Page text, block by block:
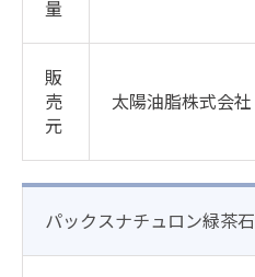
量
販
売
元
太陽油脂株式会社
パックスナチュロン緑茶